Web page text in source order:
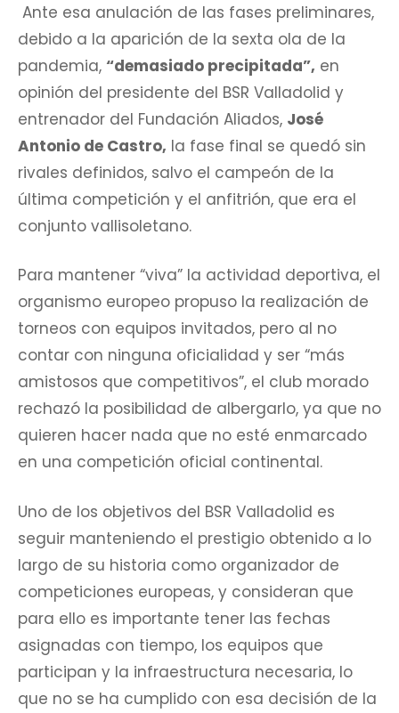
Ante esa anulación de las fases preliminares,
debido a la aparición de la sexta ola de la
pandemia, “demasiado precipitada”, en
opinión del presidente del BSR Valladolid y
entrenador del Fundación Aliados, José
Antonio de Castro, la fase final se quedó sin
rivales definidos, salvo el campeón de la
última competición y el anfitrión, que era el
conjunto vallisoletano.
Para mantener “viva” la actividad deportiva, el
organismo europeo propuso la realización de
torneos con equipos invitados, pero al no
contar con ninguna oficialidad y ser “más
amistosos que competitivos”, el club morado
rechazó la posibilidad de albergarlo, ya que no
quieren hacer nada que no esté enmarcado
en una competición oficial continental.
Uno de los objetivos del BSR Valladolid es
seguir manteniendo el prestigio obtenido a lo
largo de su historia como organizador de
competiciones europeas, y consideran que
para ello es importante tener las fechas
asignadas con tiempo, los equipos que
participan y la infraestructura necesaria, lo
que no se ha cumplido con esa decisión de la